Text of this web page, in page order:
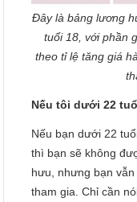
Đây là bảng lương
tuổi 18, với phần
theo tỉ lệ tăng giá
Nếu tôi dưới 22
Nếu bạn dưới 22
thì bạn sẽ không
hưu, nhưng bạn
tham gia. Chỉ cần